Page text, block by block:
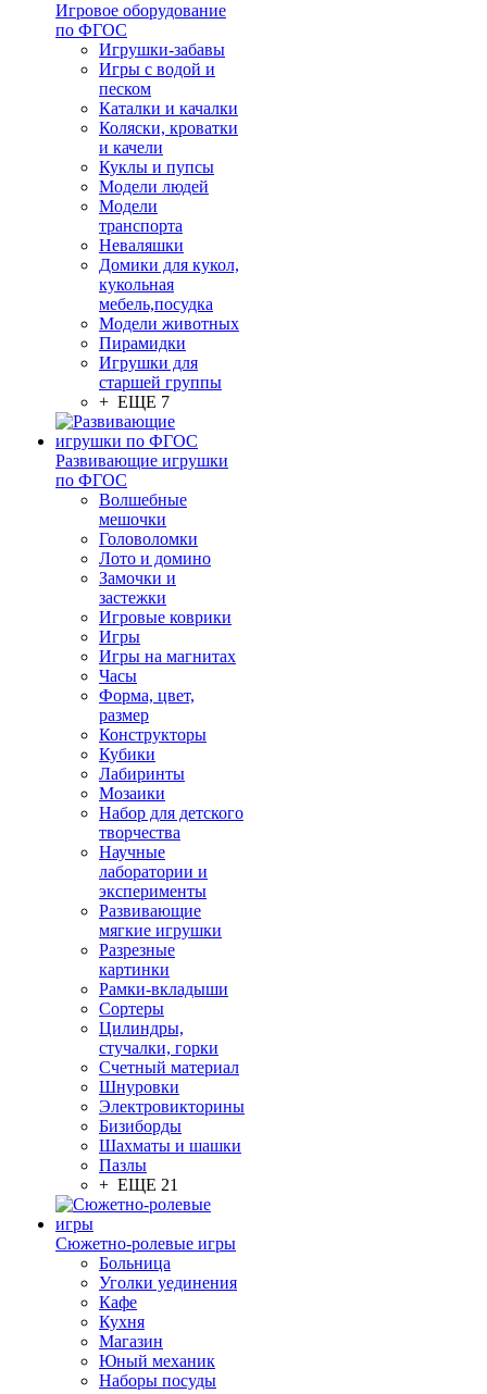
Игровое оборудование
по ФГОС
Игрушки-забавы
Игры с водой и
песком
Каталки и качалки
Коляски, кроватки
и качели
Куклы и пупсы
Модели людей
Модели
транспорта
Неваляшки
Домики для кукол,
кукольная
мебель,посудка
Модели животных
Пирамидки
Игрушки для
старшей группы
+ ЕЩЕ 7
Развивающие игрушки
по ФГОС
Волшебные
мешочки
Головоломки
Лото и домино
Замочки и
застежки
Игровые коврики
Игры
Игры на магнитах
Часы
Форма, цвет,
размер
Конструкторы
Кубики
Лабиринты
Мозаики
Набор для детского
творчества
Научные
лаборатории и
эксперименты
Развивающие
мягкие игрушки
Разрезные
картинки
Рамки-вкладыши
Сортеры
Цилиндры,
стучалки, горки
Счетный материал
Шнуровки
Электровикторины
Бизиборды
Шахматы и шашки
Пазлы
+ ЕЩЕ 21
Сюжетно-ролевые игры
Больница
Уголки уединения
Кафе
Кухня
Магазин
Юный механик
Наборы посуды